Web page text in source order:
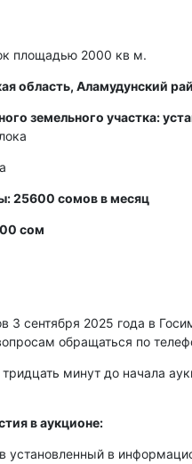
площадью 2000 кв м.
область, Аламудунский
земельного участка:
25600 сомов в месяц
сом
3 сентября 2025 года в
обращаться по
минут до начала
в аукционе:
установленный в